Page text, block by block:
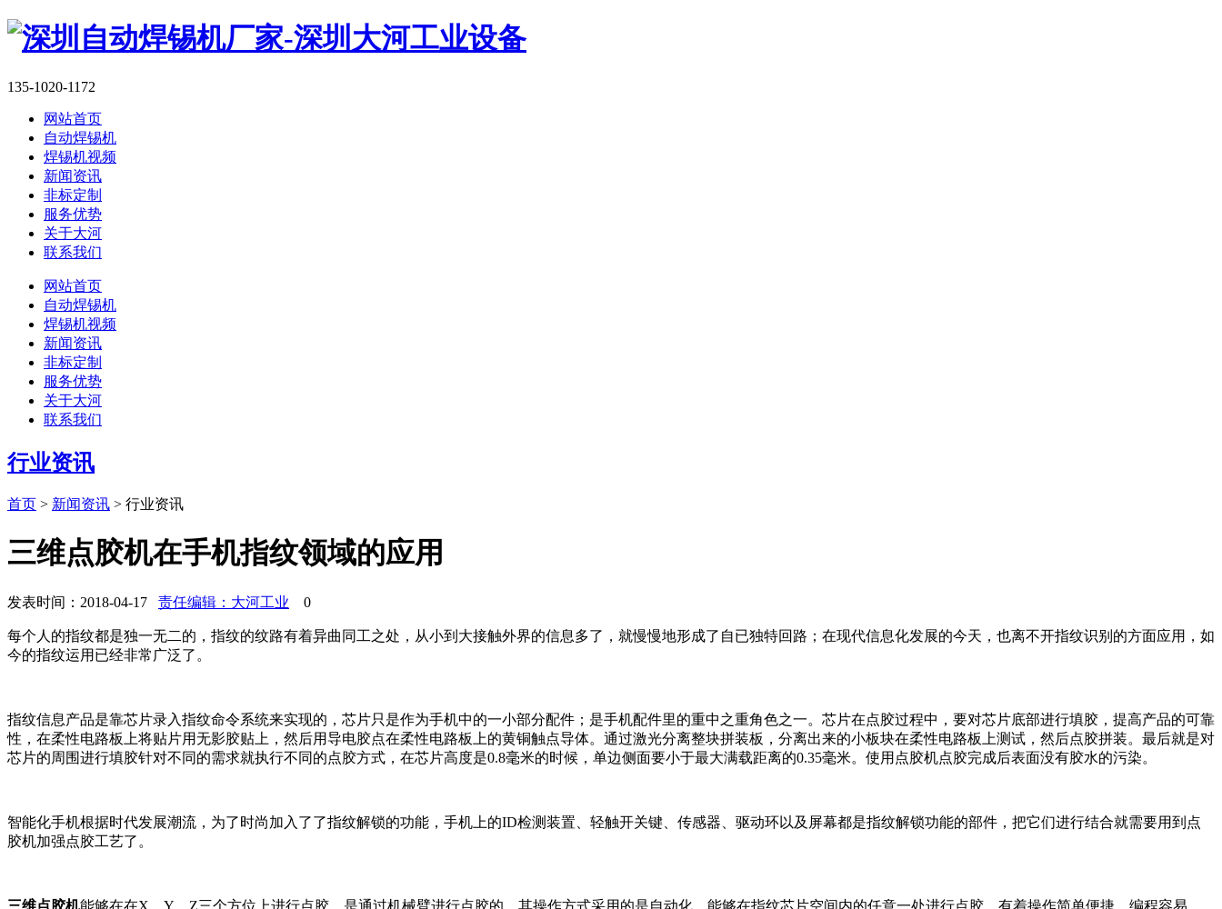
135-1020-1172
网站首页
自动焊锡机
焊锡机视频
新闻资讯
非标定制
服务优势
关于大河
联系我们
网站首页
自动焊锡机
焊锡机视频
新闻资讯
非标定制
服务优势
关于大河
联系我们
行业资讯
首页 > 新闻资讯 > 行业资讯
三维点胶机在手机指纹领域的应用
发表时间：2018-04-17 责任编辑：大河工业 0
每个人的指纹都是独一无二的，指纹的纹路有着异曲同工之处，从小到大接触外界的信息多了，就慢慢地形成了自已独特回路；在现代信息化发展的今天，也离不开指纹识别的方面应用，如
今的指纹运用已经非常广泛了。
指纹信息产品是靠芯片录入指纹命令系统来实现的，芯片只是作为手机中的一小部分配件；是手机配件里的重中之重角色之一。芯片在点胶过程中，要对芯片底部进行填胶，提高产品的可靠
性，在柔性电路板上将贴片用无影胶贴上，然后用导电胶点在柔性电路板上的黄铜触点导体。通过激光分离整块拼装板，分离出来的小板块在柔性电路板上测试，然后点胶拼装。最后就是对
芯片的周围进行填胶针对不同的需求就执行不同的点胶方式，在芯片高度是0.8毫米的时候，单边侧面要小于最大满载距离的0.35毫米。使用点胶机点胶完成后表面没有胶水的污染。
智能化手机根据时代发展潮流，为了时尚加入了了指纹解锁的功能，手机上的ID检测装置、轻触开关键、传感器、驱动环以及屏幕都是指纹解锁功能的部件，把它们进行结合就需要用到点
胶机加强点胶工艺了。
三维点胶机能够在在X、Y、Z三个方位上进行点胶，是通过机械臂进行点胶的，其操作方式采用的是自动化，能够在指纹芯片空间内的任意一处进行点胶，有着操作简单便捷，编程容易、